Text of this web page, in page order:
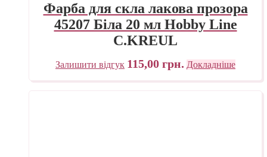
Фарба для скла лакова прозора
45207 Біла 20 мл Hobby Line
C.KREUL
Залишити відгук 115,00 грн. Докладніше